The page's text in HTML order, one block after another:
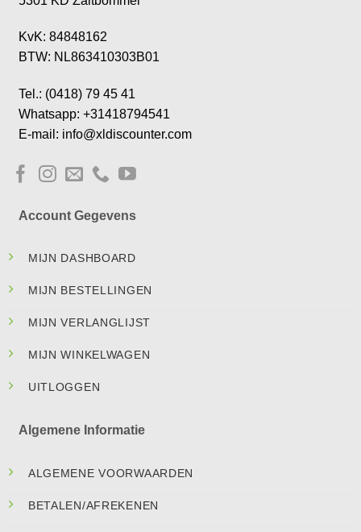
KvK: 84848162
BTW: NL863410303B01
Tel.: (0418) 79 45 41
Whatsapp: +31418794541
E-mail: info@xldiscounter.com
Account Gegevens
MIJN DASHBOARD
MIJN BESTELLINGEN
MIJN VERLANGLIJST
MIJN WINKELWAGEN
UITLOGGEN
Algemene Informatie
ALGEMENE VOORWAARDEN
BETALEN/AFREKENEN